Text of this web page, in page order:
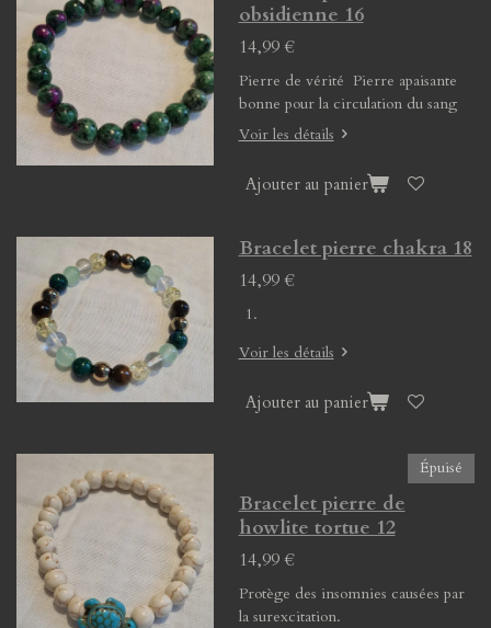
obsidienne 16
14,99 €
Pierre de vérité Pierre apaisante
bonne pour la circulation du sang
Voir les détails
Ajouter au panier
Bracelet pierre chakra 18
14,99 €
Voir les détails
Ajouter au panier
Épuisé
Bracelet pierre de
howlite tortue 12
14,99 €
Protège des insomnies causées par
la surexcitation.